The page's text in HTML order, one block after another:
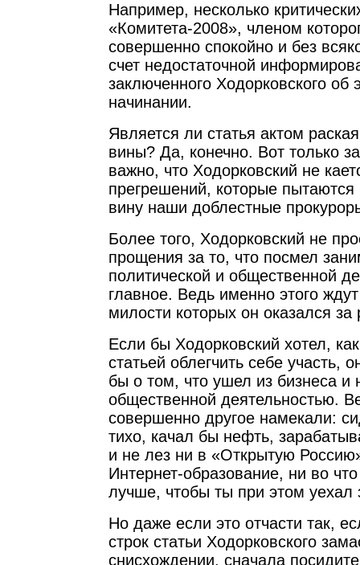
Например, несколько
«Комитета-2008», членом
совершенно спокойно и без
счет недостаточной
заключенного Ходорковского об
начинании.
Является ли статья актом
вины? Да, конечно. Вот только
важно, что Ходорковский не
прегрешений, которые пытаются
вину наши доблестные
Более того, Ходорковский не
прощения за то, что посмел
политической и общественной
главное. Ведь именно этого
милости которых он оказался за
Если бы Ходорковский хотел,
статьей облегчить себе участь,
бы о том, что ушел из бизнеса и
общественной деятельностью.
совершенно другое намекали:
тихо, качал бы нефть,
и не лез ни в «Открытую
Интернет-образование, ни во
лучше, чтобы ты при этом уехал
Но даже если это отчасти так,
строк статьи Ходорковского
снисхождении, сначала